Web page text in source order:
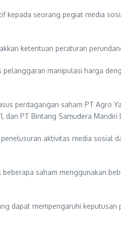
kepada seorang pegiat media
ketentuan peraturan
manipulasi harga
perdagangan saham PT Agro
PT Bintang Samudera
aktivitas media sosial
saham menggunakan
dapat mempengaruhi